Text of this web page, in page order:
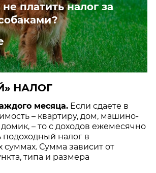
платить налог за
НАЛОГ
месяца. Если сдаете в
– квартиру, дом, машино-
– то с доходов ежемесячно
подоходный налог в
Сумма зависит от
типа и размера